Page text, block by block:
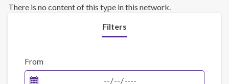
There is no content of this type in this network.
Filters
From